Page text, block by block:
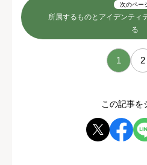
次のペー
所属するものとアイデンティ
る
1 2
この記事を